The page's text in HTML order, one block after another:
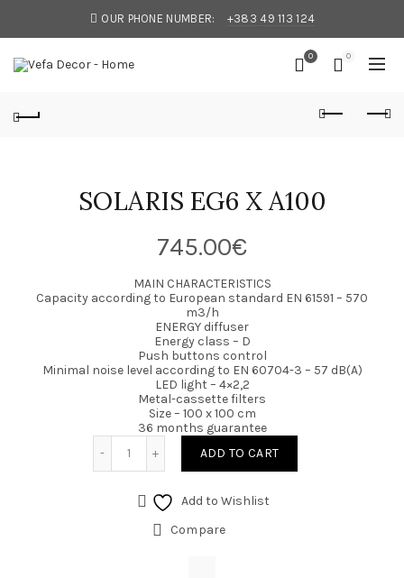
OUR PHONE NUMBER: +383 49 113 124
0 0
SOLARIS EG6 X A100
745.00€
MAIN CHARACTERISTICS
Capacity according to European standard EN 61591 – 570
m3/h
ENERGY diffuser
Energy class – D
Push buttons control
Minimal noise level according to EN 60704-3 – 57 dB(A)
LED light – 4×2,2
Metal-cassette filters
Size – 100 x 100 cm
36 months guarantee
ADD TO CART
Add to Wishlist
Compare